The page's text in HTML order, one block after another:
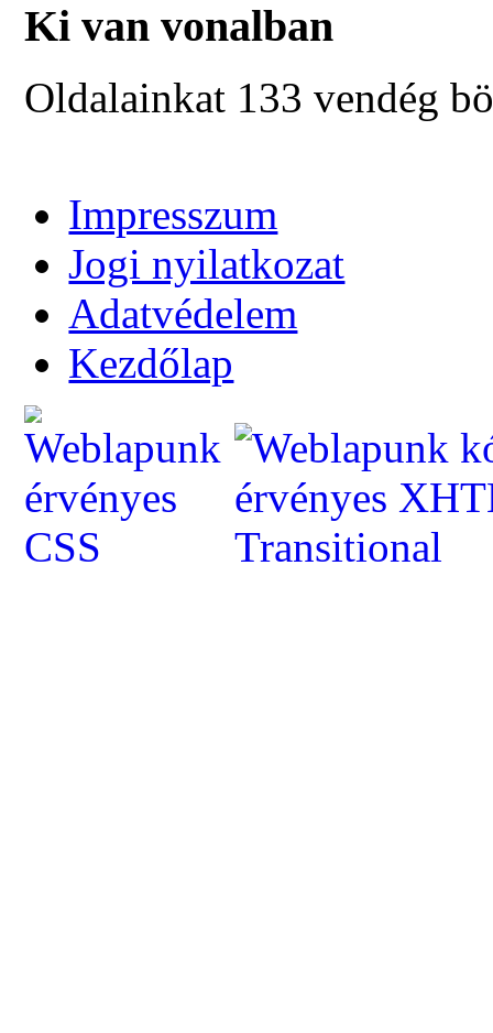
Ki van vonalban
Oldalainkat 133 vendég
Impresszum
Jogi nyilatkozat
Adatvédelem
Kezdőlap